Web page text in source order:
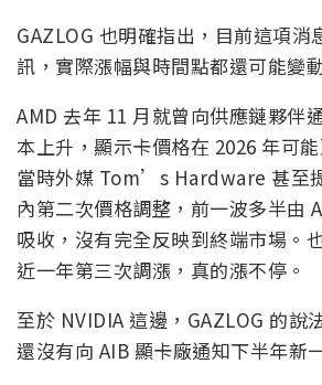
GAZLOG 也明確指出，目前這項消
訊，實際漲幅與時間點都還可能變
AMD 去年 11 月就曾向供應鏈夥伴
本上升，顯示卡價格在 2026 年可
當時外媒 Tom’s Hardware 甚至
內第二次價格調整，前一波多半由
吸收，沒有完全反映到終端市場。
近一年第三次調漲，真的漲不停。
至於 NVIDIA 這邊，GAZLOG 的說
還沒有向 AIB 顯卡廠通知下半年新